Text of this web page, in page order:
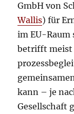
GmbH von
Wallis) für
im EU-Raum
betrifft meist
kann – je
Gesellschaft